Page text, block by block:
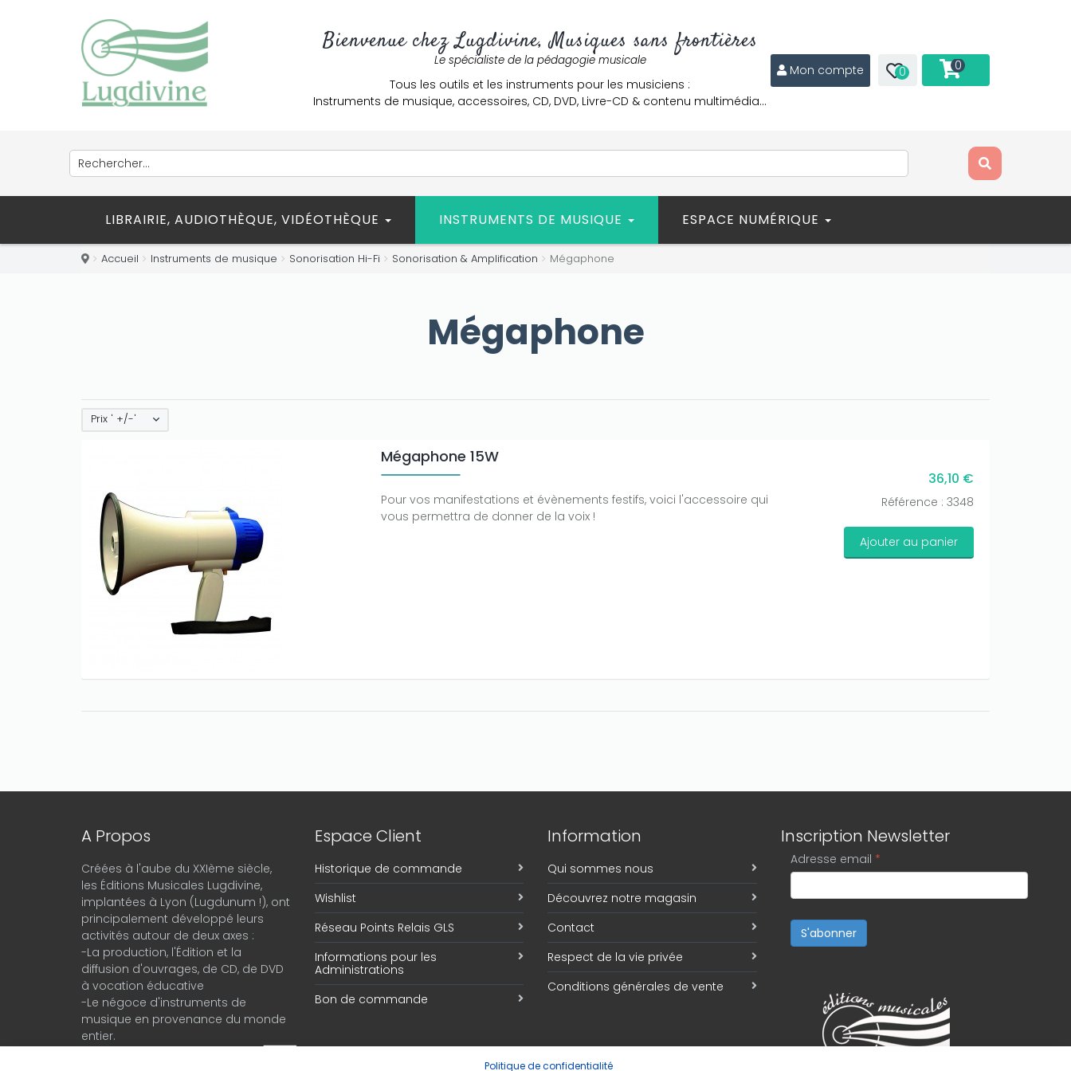
Bienvenue chez Lugdivine, Musiques sans frontières
Le spécialiste de la pédagogie musicale
Tous les outils et les instruments pour les musiciens :
Instruments de musique, accessoires, CD, DVD, Livre-CD & contenu multimédia…
Mon compte 0 0
LIBRAIRIE, AUDIOTHÈQUE, VIDÉOTHÈQUE INSTRUMENTS DE MUSIQUE ESPACE NUMÉRIQUE
Accueil Instruments de musique Sonorisation Hi-Fi Sonorisation & Amplification Mégaphone
Mégaphone
Prix ' +/-'
Mégaphone 15W
Pour vos manifestations et évènements festifs, voici l'accessoire qui
vous permettra de donner de la voix !
36,10 €
Référence : 3348
Ajouter au panier
A Propos
Créées à l'aube du XXIème siècle,
les Éditions Musicales Lugdivine,
implantées à Lyon (Lugdunum !), ont
principalement développé leurs
activités autour de deux axes :
-La production, l'Édition et la
diffusion d'ouvrages, de CD, de DVD
à vocation éducative
-Le négoce d'instruments de
musique en provenance du monde
entier.
Espace Client
Historique de commande
Wishlist
Réseau Points Relais GLS
Informations pour les
Administrations
Bon de commande
Information
Qui sommes nous
Découvrez notre magasin
Contact
Respect de la vie privée
Conditions générales de vente
Inscription Newsletter
Adresse email *
S'abonner
Politique de confidentialité